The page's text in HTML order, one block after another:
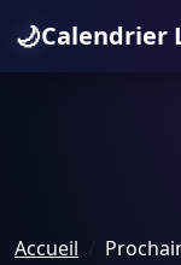
🌙Calendrier
Accueil